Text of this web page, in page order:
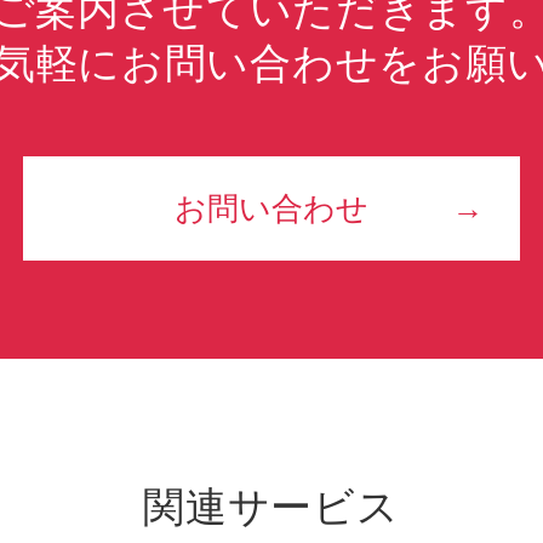
案内させていただきます。
軽にお問い合わせをお願
お問い合わせ
関連サービス